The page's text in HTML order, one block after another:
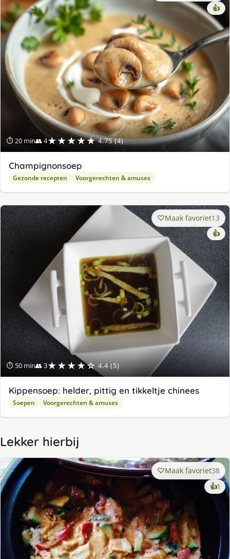
⏱ 20 min👥 4★★★★★ 4.75 (4)
👍
Champignonsoep
Gezonde recepten Voorgerechten & amuses
⏱ 50 min👥 3★★★★☆ 4.4 (5)
Maak favoriet13
👍
Kippensoep: helder, pittig en tikkeltje chinees
Soepen Voorgerechten & amuses
Lekker hierbij
Maak favoriet38
👍1